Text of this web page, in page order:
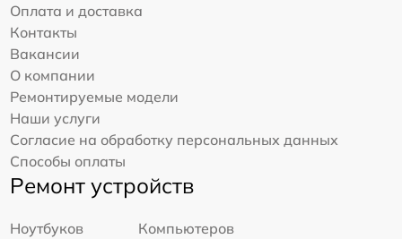
Оплата и доставка
Контакты
Вакансии
О компании
Ремонтируемые модели
Наши услуги
Согласие на обработку персональных данных
Способы оплаты
Ремонт устройств
Ноутбуков
Компьютеров